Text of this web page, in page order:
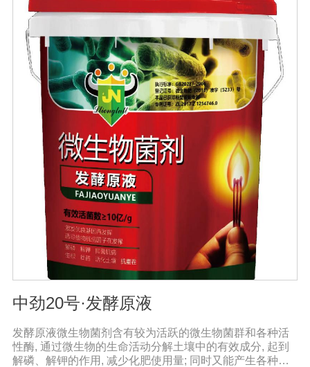
及植物缺素引起的黄叶、弱苗、僵苗、死苗烂根、死棵、
枯黄萎等病害，提高植物吸纳肥水的能力，降农残、提品
质、降低农业生产成本，从而达到增产增收的目的。适用
作物：本品登记作物:白菜。实践证明本品在蔬菜、果树、
瓜果、大田、中草药材、花卉、苗木、茶树等多种作物上
具有显著效果。用法用量：◆冲施、滴灌、撒施、机播、
混播、基施、种肥同播均可，一般亩用量18-20公斤，作物
缺素严重且有死苗烂根现象及土壤板结且十传杂菌较多地
块，亩用量30-40公斤。◆具体用法用量请根据土壤及作物
情况，在专业农技人员正确指导下使用。注意事项：1.阴
凉干燥处存放，禁止暴晒和雨淋2.内含大量有益活菌，禁
止与杀菌剂或含铜物质混用3.施用本品时可与多种非强
酸、强碱农药混合施用
中劲20号·发酵原液
发酵原液微生物菌剂含有较为活跃的微生物菌群和各种活
性酶, 通过微生物的生命活动分解土壤中的有效成分, 起到
解磷、解钾的作用, 减少化肥使用量; 同时又能产生各种农